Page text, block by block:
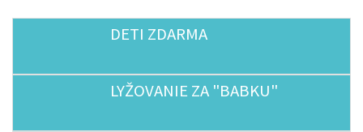
DETI ZDARMA
LYŽOVANIE ZA "BABKU"